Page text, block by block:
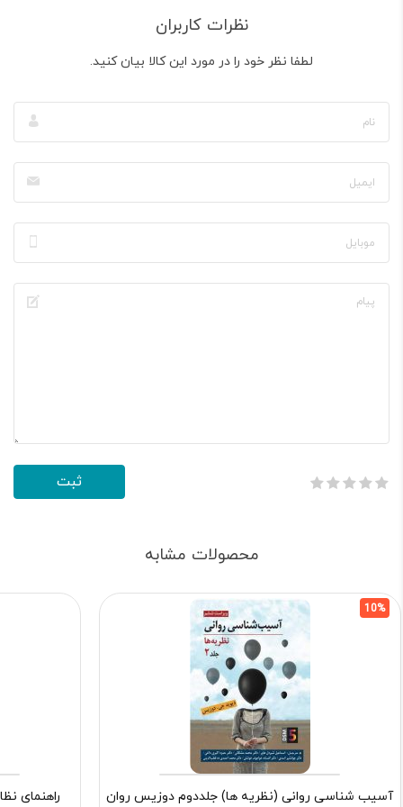
نظرات کاربران
لطفا نظر خود را در مورد این کالا بیان کنید.
محصولات مشابه
10%
آسیب شناسی روانی (نظریه ها) جلددوم دوزیس روان راهنمای